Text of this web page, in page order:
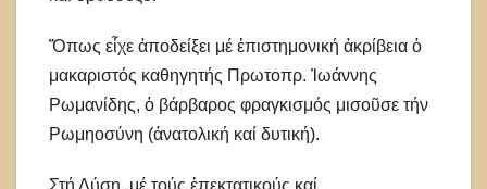
Ὅπως εἶχε ἀποδείξει μέ ἐπιστημονική ἀκρίβεια ὁ
μακαριστός καθηγητής Πρωτοπρ. Ἰωάννης
Ρωμανίδης, ὁ βάρβαρος φραγκισμός μισοῦσε τήν
Ρωμηοσύνη (ἀνατολική καί δυτική).